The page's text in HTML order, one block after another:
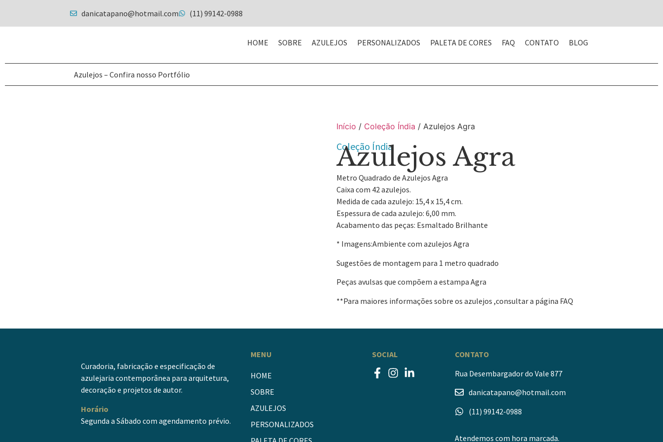
danicatapano@hotmail.com (11) 99142-0988
HOME SOBRE AZULEJOS PERSONALIZADOS PALETA DE CORES FAQ CONTATO BLOG
Azulejos – Confira nosso Portfólio
Início / Coleção Índia / Azulejos Agra
Coleção Índia
Azulejos Agra
Metro Quadrado de Azulejos Agra
Caixa com 42 azulejos.
Medida de cada azulejo: 15,4 x 15,4 cm.
Espessura de cada azulejo: 6,00 mm.
Acabamento das peças: Esmaltado Brilhante
* Imagens:Ambiente com azulejos Agra
Sugestões de montagem para 1 metro quadrado
Peças avulsas que compõem a estampa Agra
**Para maiores informações sobre os azulejos ,consultar a página FAQ
Curadoria, fabricação e especificação de
azulejaria contemporânea para arquitetura,
decoração e projetos de autor.
Horário
Segunda a Sábado com agendamento prévio.
MENU
HOME
SOBRE
AZULEJOS
PERSONALIZADOS
SOCIAL
CONTATO
Rua Desembargador do Vale 877
danicatapano@hotmail.com
(11) 99142-0988
Atendemos com hora marcada.